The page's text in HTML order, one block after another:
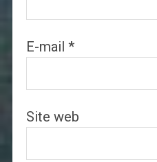
E-mail *
Site web